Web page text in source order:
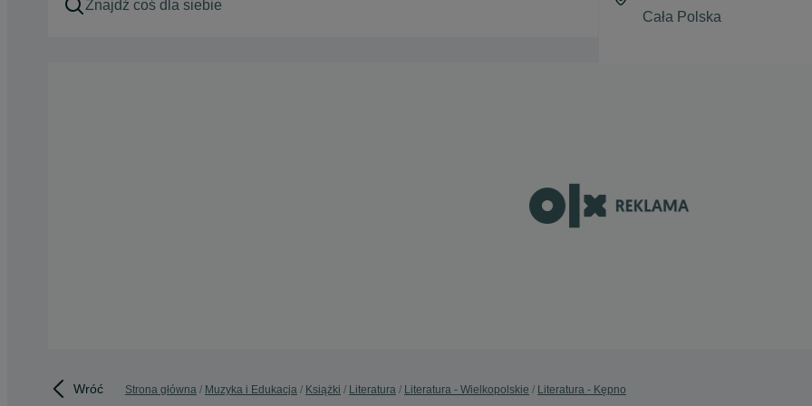
Wróć Strona główna Muzyka i Edukacja Książki Literatura Literatura - Wielkopolskie Literatura - Kępno